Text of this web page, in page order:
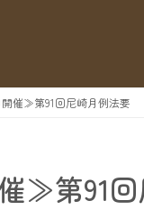
開催≫第91回尼崎月例法要
≫第91